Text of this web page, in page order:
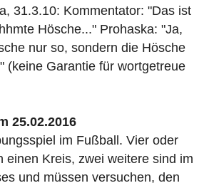
31.3.10: Kommentator: "Das ist
Hösche..." Prohaska: "Ja,
nur so, sondern die Hösche
(keine Garantie für wortgetreue
25.02.2016
im Fußball. Vier oder
einen Kreis, zwei weitere sind im
und müssen versuchen, den